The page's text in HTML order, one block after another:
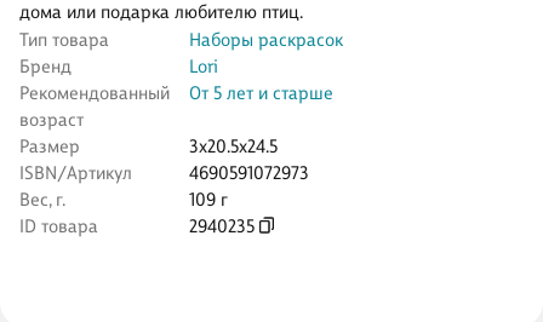
дома или подарка любителю птиц.
Тип товара
Наборы раскрасок
Бренд
Lori
Рекомендованный
возраст
От 5 лет и старше
Размер
3x20.5x24.5
ISBN/Артикул
4690591072973
Вес, г.
109 г
ID товара
2940235